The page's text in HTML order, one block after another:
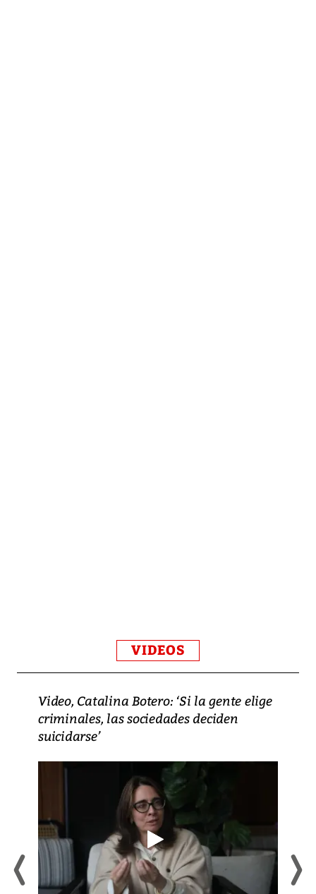
VIDEOS
Video, Catalina Botero: ‘Si la gente elige
criminales, las sociedades deciden
suicidarse’